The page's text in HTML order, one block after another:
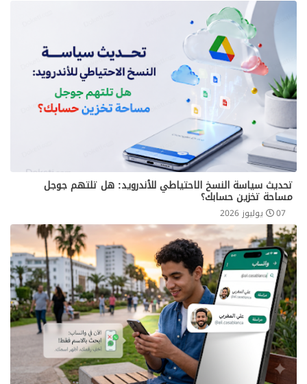
تحديث سياسة النسخ الاحتياطي للأندرويد: هل تلتهم جوجل
مساحة تخزين حسابك؟
07 يوليوز 2026